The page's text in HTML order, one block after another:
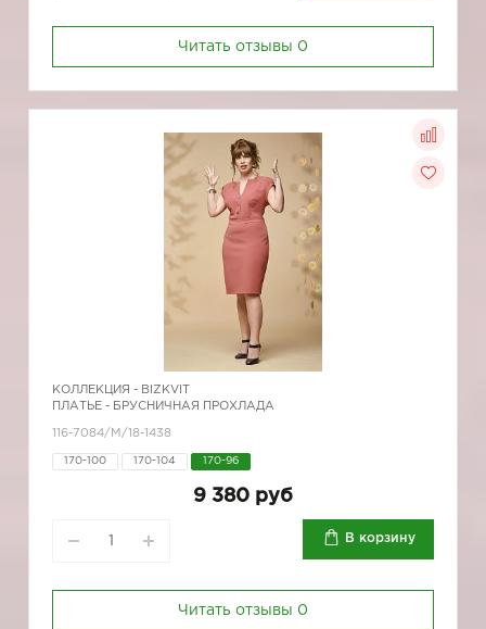
Читать отзывы 0
КОЛЛЕКЦИЯ - BIZKVIT
ПЛАТЬЕ - БРУСНИЧНАЯ ПРОХЛАДА
116-7084/М/18-1438
170-100 170-104 170-96
9 380 руб
В корзину
Читать отзывы 0